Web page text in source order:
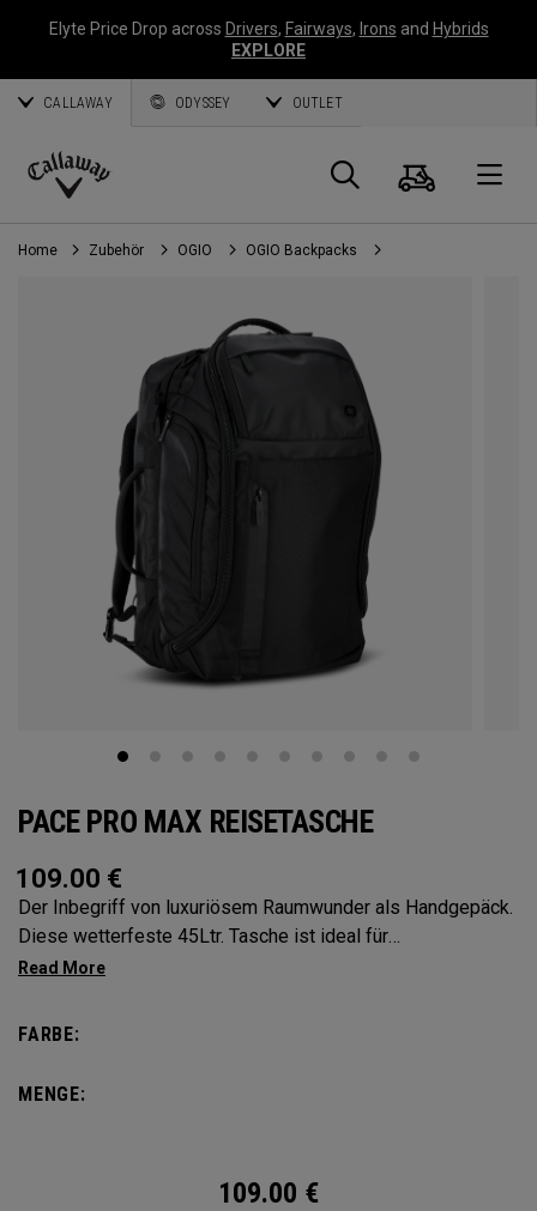
Elyte Price Drop across Drivers, Fairways, Irons and Hybrids
EXPLORE
CALLAWAY ODYSSEY OUTLET
Callaway
Golf
Suche
Home Zubehör OGIO OGIO Backpacks
PACE PRO MAX REISETASCHE
109.00 €
Der Inbegriff von luxuriösem Raumwunder als Handgepäck.
Diese wetterfeste 45Ltr. Tasche ist ideal für
Wochenendausflüge oder Geschäftsreisen. Eleganter
durchgehendem Rundumreißverschluss und verstaubare
einschließlich 17 Zoll Laptop-Fach, integrierter Schuhbox
FARBE:
MENGE:
109.00 €